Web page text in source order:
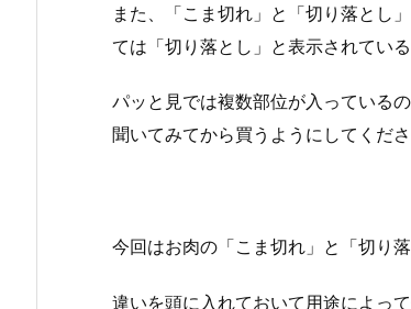
また、「こま切れ」と「切り落とし
ては「切り落とし」と表示されてい
パッと見では複数部位が入っている
聞いてみてから買うようにしてくださ
今回はお肉の「こま切れ」と「切り
違いを頭に入れておいて用途によっ